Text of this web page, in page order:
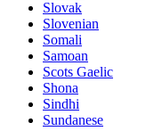
Slovak
Slovenian
Somali
Samoan
Scots Gaelic
Shona
Sindhi
Sundanese